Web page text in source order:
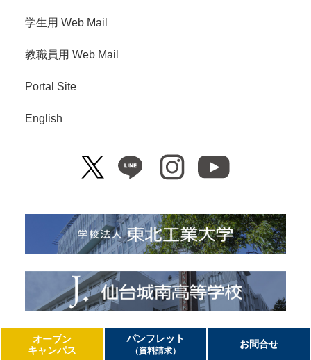
学生用 Web Mail
教職員用 Web Mail
Portal Site
English
Copyright© Tohoku Institute of Technology. All Right Reserved.
オープン
キャンパス
パンフレット
（資料請求）
お問合せ